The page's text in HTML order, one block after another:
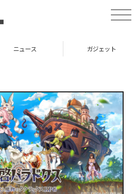
toggle
ニュース ガジェット